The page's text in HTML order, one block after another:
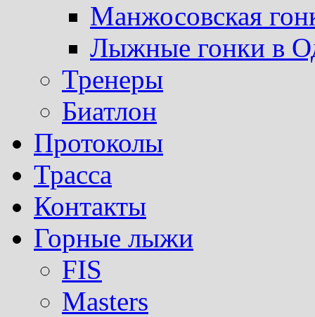
Манжосовская
Лыжные гонки в
Тренеры
Биатлон
Протоколы
Трасса
Контакты
Горные лыжи
FIS
Masters